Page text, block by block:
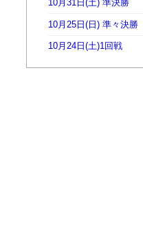
10月31日(土) 準決勝
10月25日(日) 準々決勝
10月24日(土)1回戦